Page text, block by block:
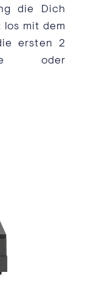
die Dich
mit dem
ersten 2
oder